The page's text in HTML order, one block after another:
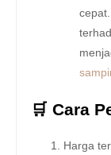
🛒 Cara
Harga